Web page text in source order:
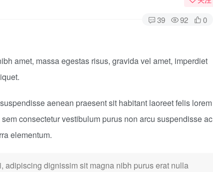
39 92 0
amet, massa egestas risus, gravida vel amet, imperdiet
aenean praesent sit habitant laoreet felis lorem
consectetur vestibulum purus non arcu suspendisse ac
elementum.
adipiscing dignissim sit magna nibh purus erat nulla